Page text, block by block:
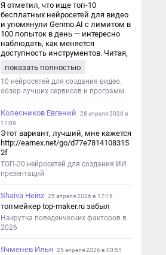
Я отметил, что ище топ-10
бесплатных нейросетей для видео
и упомянули Genmo.AI с лимитом в
100 попыток в день — интересно
наблюдать, как меняется
доступность инструментов. Читая,
с короткими клипами в телеграм-
каналах YAGLA и Kokoc Group. Flux 2
показать полностью
10 нейросетей для создания видео:
обзор лучших сервисов и программ
Колесников Евгений
28 апреля 2026 в
11:09
Этот вариант, лучший, мне кажется
http://earnex.net/go/d77e7814108315
2f
ТОП-20 нейросетей для создания ИИ
презентаций
Shaiva Heinz 25 апреля 2026 в 17:16
топмейкер top-maker.ru забыл
Накрутка поведенческих факторов в
2026
Ячменев Илья 25 апреля 2026 в 00:51